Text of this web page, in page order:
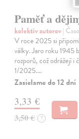
Paměť a
kolektív autorov|
V roce 2025 si
války. Jaro roku 1945
rozporů, což odrážejí
1/2025.…
Zasielame do 12 dní
3,33 €
3,50 € ?